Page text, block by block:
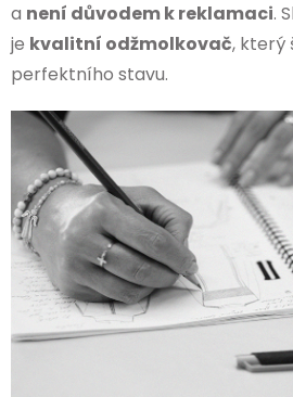
a není důvodem k reklamaci.
je kvalitní odžmolkovač, který
perfektního stavu.